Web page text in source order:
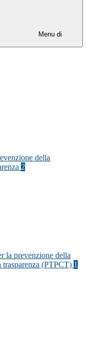
Menu di
della
2
la prevenzione della
trasparenza (PTPCT) 1